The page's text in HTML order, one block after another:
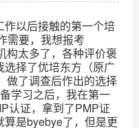
以后接触的第一个培
需要，我想报考
构太多了，各种评价褒
择了优培东方（原广
做了调查后作出的选择
学习之后，我在第一
认证，拿到了PMP证
是byebye了，但是更